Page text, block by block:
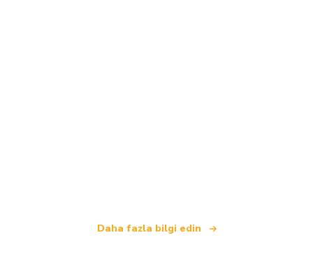
Daha fazla bilgi edin